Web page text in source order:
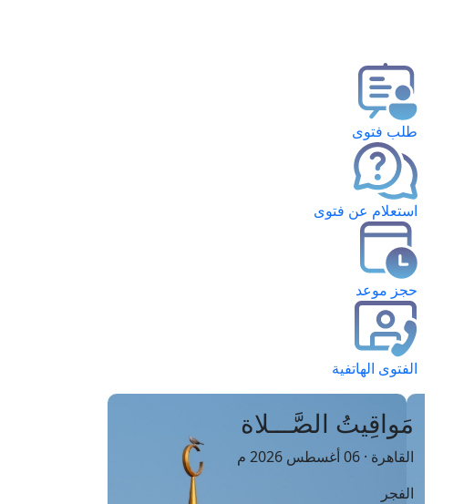
طلب فتوى
استعلام عن فتوى
حجز موعد
الفتوى الهاتفية
مَواقِيتُ الصَّـــلاة
القاهرة · 06 أغسطس 2026 م
الفجر